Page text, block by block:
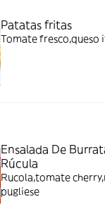
Patatas fritas
Tomate fresco,queso
Ensalada De
Rúcula
Rucola,tomate
pugliese